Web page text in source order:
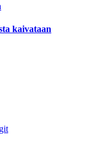
kaivataan